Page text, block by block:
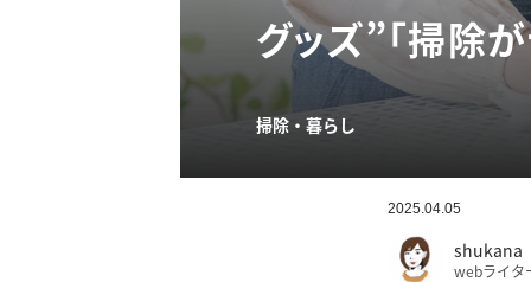
グッズ”「掃除が
掃除・暮らし
2025.04.05
shukana
webライタ